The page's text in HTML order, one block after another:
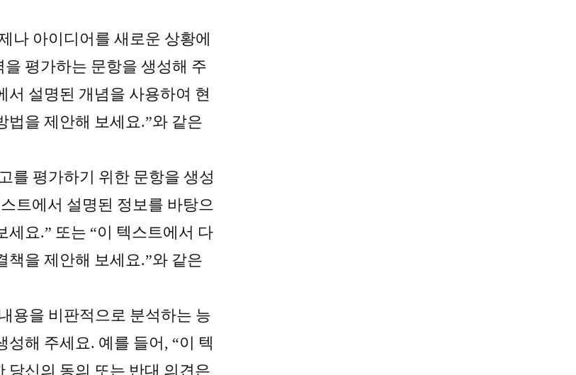
나 아이디어를 새로운 상황에
평가하는 문항을 생성해 주
서 설명된 개념을 사용하여 현
법을 제안해 보세요.”와 같은
를 평가하기 위한 문항을 생성
트에서 설명된 정보를 바탕으
요.” 또는 “이 텍스트에서 다
책을 제안해 보세요.”와 같은
용을 비판적으로 분석하는 능
해 주세요. 예를 들어, “이 텍
당신의 동의 또는 반대 의견은